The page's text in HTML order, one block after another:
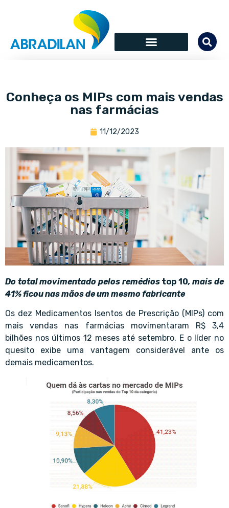
Conheça os MIPs com mais vendas
nas farmácias
11/12/2023
Do total movimentado pelos remédios top 10, mais de
41% ficou nas mãos de um mesmo fabricante
Os dez Medicamentos Isentos de Prescrição (MIPs) com
mais vendas nas farmácias movimentaram R$ 3,4
bilhões nos últimos 12 meses até setembro. E o líder no
quesito exibe uma vantagem considerável ante os
demais medicamentos.